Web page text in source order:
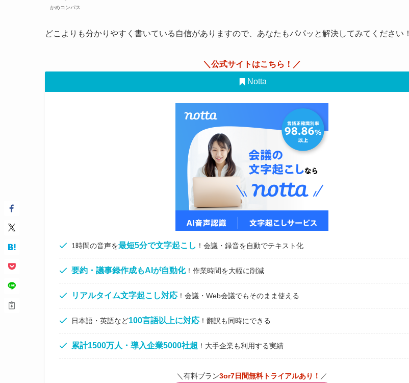
かめコンパス
どこよりも分かりやすく書いている自信がありますので、あなたもパパッと解決してみてください！
＼公式サイトはこちら！／
Notta
1時間の音声を最短5分で文字起こし ！会議・録音を自動でテキスト化
要約・議事録作成もAIが自動化！作業時間を大幅に削減
リアルタイム文字起こし対応 ！会議・Web会議でもそのまま使える
日本語・英語など100言語以上に対応 ！翻訳も同時にできる
累計1500万人・導入企業5000社超 ！大手企業も利用する実績
＼有料プラン3or7日間無料トライアルあり！ ／